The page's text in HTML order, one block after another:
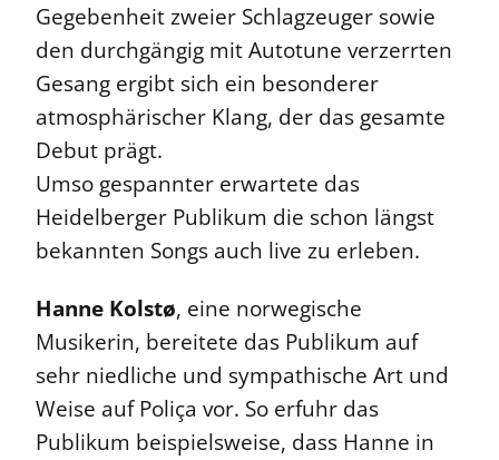
Gegebenheit zweier Schlagzeuger sowie
den durchgängig mit Autotune verzerrten
Gesang ergibt sich ein besonderer
atmosphärischer Klang, der das gesamte
Debut prägt.
Umso gespannter erwartete das
Heidelberger Publikum die schon längst
bekannten Songs auch live zu erleben.
Hanne Kolstø, eine norwegische
Musikerin, bereitete das Publikum auf
sehr niedliche und sympathische Art und
Weise auf Poliça vor. So erfuhr das
Publikum beispielsweise, dass Hanne in